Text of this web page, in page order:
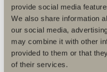
provide social media
We also share information
our social media,
may combine it with other
provided to them or that
of their services.
Tuotetiedot